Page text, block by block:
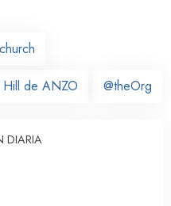
Hill de ANZO @theOrg
DIARIA